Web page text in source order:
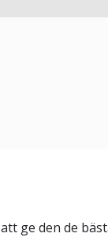
ge den de